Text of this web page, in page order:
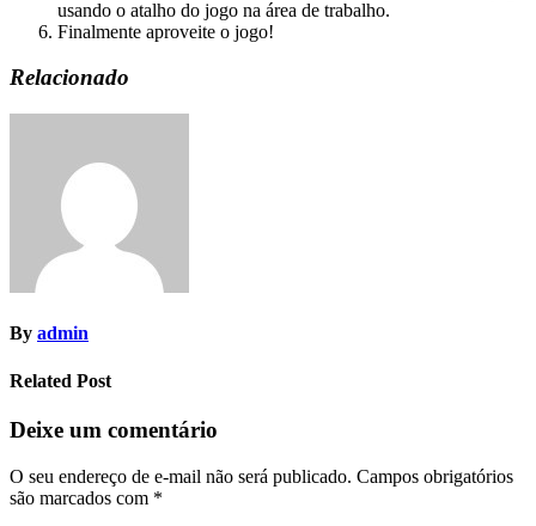
usando o atalho do jogo na área de trabalho.
Finalmente aproveite o jogo!
Relacionado
By admin
Related Post
Deixe um comentário
O seu endereço de e-mail não será publicado. Campos obrigatórios
são marcados com *